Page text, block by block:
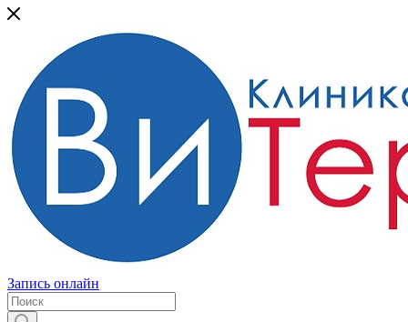
Запись онлайн